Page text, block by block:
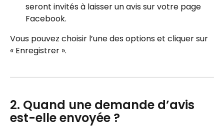
seront invités à laisser un avis sur votre page
Facebook.
Vous pouvez choisir l’une des options et cliquer sur
« Enregistrer ».
2. Quand une demande d’avis
est-elle envoyée ?